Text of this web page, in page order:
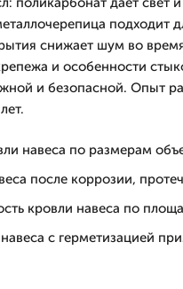
подходит
снижает шум во
и особенности
и безопасной. Опыт
навеса по размерам
после коррозии,
кровли навеса по
с герметизацией